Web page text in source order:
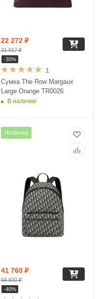
1
Сумка The Row Margaux
Large Orange TR0026
В наличии
22 272₽
31 817₽
-30%
Новинка
41 760₽
69 600₽
-40%